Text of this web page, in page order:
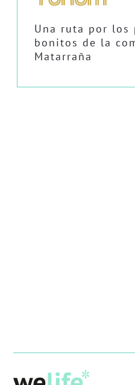
Una ruta por los
bonitos de la
Matarraña